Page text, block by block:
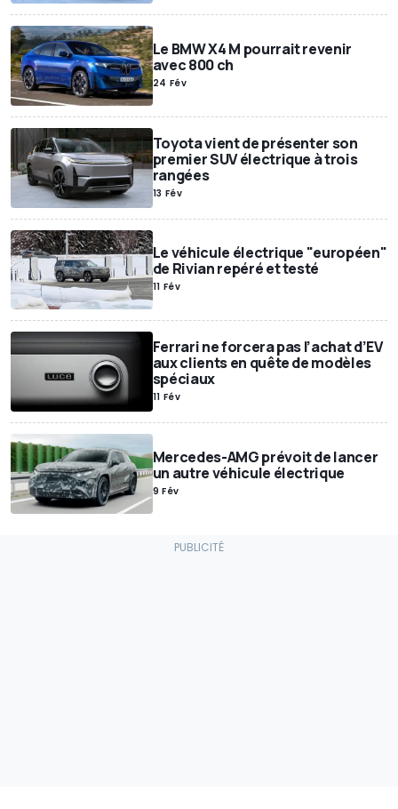
Le BMW X4 M pourrait revenir
avec 800 ch
24 Fév
Toyota vient de présenter son
premier SUV électrique à trois
rangées
13 Fév
Le véhicule électrique "européen"
de Rivian repéré et testé
11 Fév
Ferrari ne forcera pas l’achat d’EV
aux clients en quête de modèles
spéciaux
11 Fév
Mercedes-AMG prévoit de lancer
un autre véhicule électrique
9 Fév